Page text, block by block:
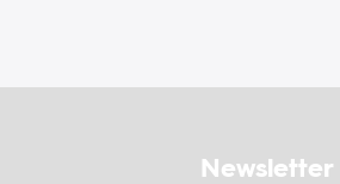
Newsletter